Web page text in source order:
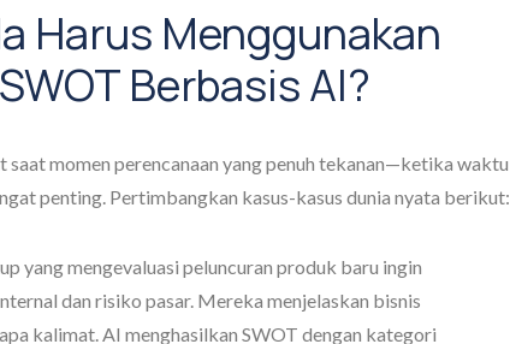
Harus Menggunakan
Berbasis AI?
momen perencanaan yang penuh tekanan—ketika waktu
penting. Pertimbangkan kasus-kasus dunia nyata berikut:
yang mengevaluasi peluncuran produk baru ingin
dan risiko pasar. Mereka menjelaskan bisnis
kalimat. AI menghasilkan SWOT dengan kategori